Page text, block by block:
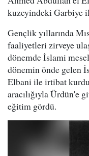
kuzeyindeki Garbiye
Gençlik yıllarında
faaliyetleri zirveye
dönemde İslami
dönemin önde gelen
Elbani ile irtibat
aracılığıyla Ürdün'e
eğitim gördü.